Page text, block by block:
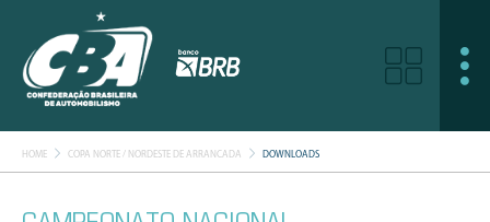
HOME COPA NORTE / NORDESTE DE ARRANCADA DOWNLOADS